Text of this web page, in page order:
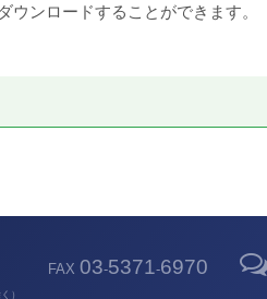
ンロードすることができます。
）
FAX 03-5371-6970